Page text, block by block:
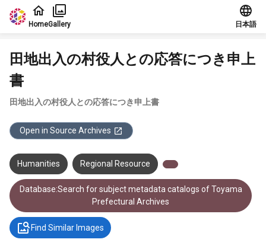
Jump to main content
HomeGallery 日本語
田地出入の村役人との応答につき申上
書
田地出入の村役人との応答につき申上書
Open in Source Archives
Humanities Regional Resource
Database:Search for subject metadata catalogs of Toyama
Prefectural Archives
Find Similar Images